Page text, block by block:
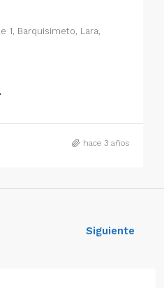
1, Barquisimeto, Lara,
hace 3 años
Siguiente